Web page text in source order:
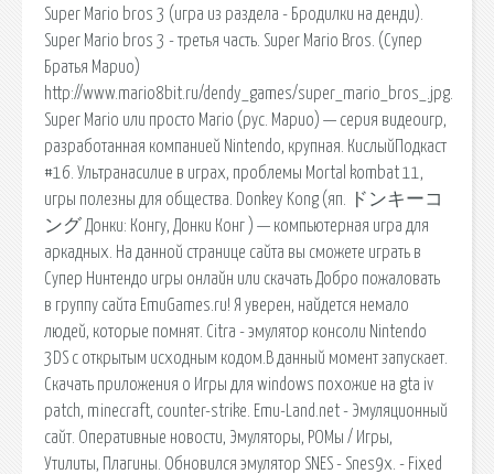
Super Mario bros 3 (игра из раздела - Бродилки на денди).
Super Mario bros 3 - третья часть. Super Mario Bros. (Супер
Братья Марио)
http://www.mario8bit.ru/dendy_games/super_mario_bros_.jpg.
Super Mario или просто Mario (рус. Марио) — серия видеоигр,
разработанная компанией Nintendo, крупная. КислыйПодкаст
#16. Ультранасилие в играх, проблемы Mortal kombat 11,
игры полезны для общества. Donkey Kong (яп. ドンキーコ
ング Донки: Конгу, Донки Конг ) — компьютерная игра для
аркадных. На данной странице сайта вы сможете играть в
Супер Нинтендо игры онлайн или скачать Добро пожаловать
в группу сайта EmuGames.ru! Я уверен, найдется немало
людей, которые помнят. Citra - эмулятор консоли Nintendo
3DS c открытым исходным кодом.В данный момент запускает.
Скачать приложения о Игры для windows похожие на gta iv
patch, minecraft, counter-strike. Emu-Land.net - Эмуляционный
сайт. Оперативные новости, Эмуляторы, РОМы / Игры,
Утилиты, Плагины. Обновился эмулятор SNES - Snes9x. - Fixed